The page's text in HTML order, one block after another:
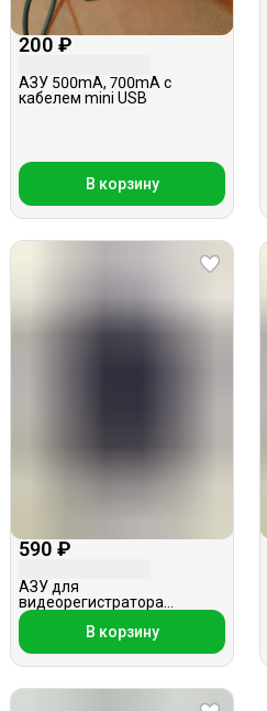
200 ₽
АЗУ 500mA, 700mA с
кабелем mini USB
В корзину
590 ₽
АЗУ для
видеорегистратора
miniUSB, 2м, 2A, 5V, прямой
В корзину